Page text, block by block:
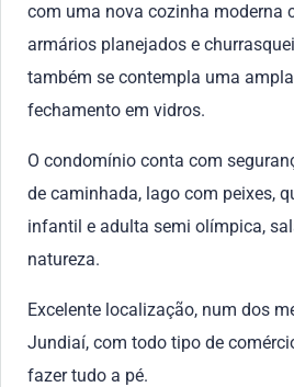
com uma nova cozinha moderna
armários planejados e
também se contempla uma
fechamento em vidros.
O condomínio conta com
de caminhada, lago com peixes,
infantil e adulta semi olímpica,
natureza.
Excelente localização, num dos
Jundiaí, com todo tipo de
fazer tudo a pé.